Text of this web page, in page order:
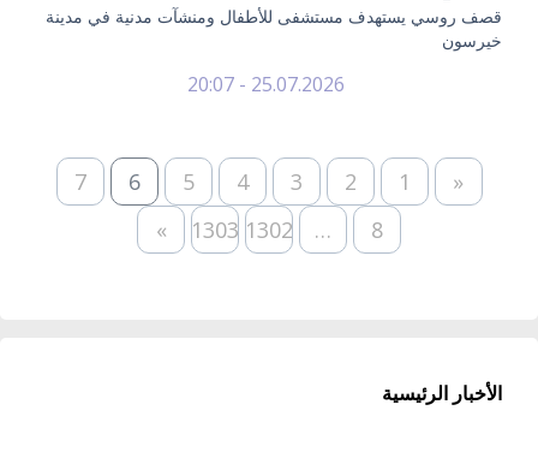
قصف روسي يستهدف مستشفى للأطفال ومنشآت مدنية في مدينة
خيرسون
25.07.2026 - 20:07
«
1
2
3
4
5
6
7
8
…
1302
1303
»
الأخبار الرئيسية